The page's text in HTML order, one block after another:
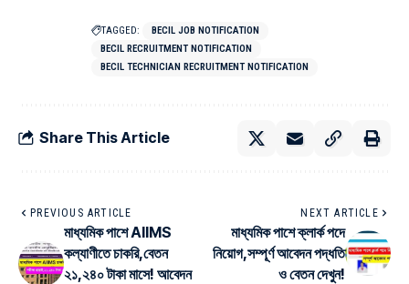
TAGGED:
BECIL JOB NOTIFICATION
BECIL RECRUITMENT NOTIFICATION
BECIL TECHNICIAN RECRUITMENT NOTIFICATION
Share This Article
PREVIOUS ARTICLE
মাধ্যমিক পাশে AIIMS
কল্যাণীতে চাকরি,বেতন
২১,২৪০ টাকা মাসে! আবেদন
NEXT ARTICLE
মাধ্যমিক পাশে ক্লার্ক পদে
নিয়োগ,সম্পূর্ণ আবেদন পদ্ধতি
ও বেতন দেখুন!